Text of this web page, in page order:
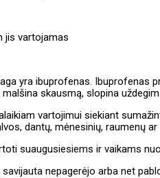
jis vartojamas
yra ibuprofenas.
skausmą, slopina
vartojimui siekiant
dantų, mėnesinių, raumenų
suaugusiesiems ir vaikams
nepagerėjo arba net